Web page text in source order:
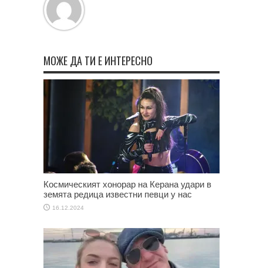
МОЖЕ ДА ТИ Е ИНТЕРЕСНО
Космическият хонорар на Керана удари в
земята редица известни певци у нас
16.12.2024